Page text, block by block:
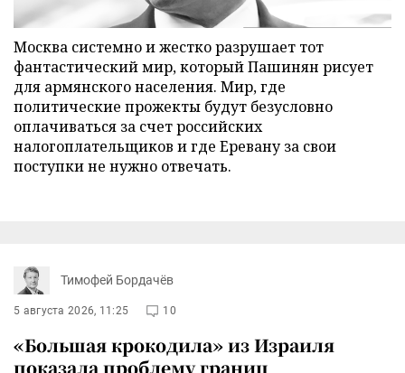
Москва системно и жестко разрушает тот
фантастический мир, который Пашинян рисует
для армянского населения. Мир, где
политические прожекты будут безусловно
оплачиваться за счет российских
налогоплательщиков и где Еревану за свои
поступки не нужно отвечать.
Тимофей Бордачёв
5 августа 2026, 11:25 10
«Большая крокодила» из Израиля
показала проблему границ